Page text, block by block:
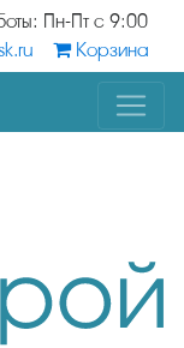
Пн-Пт с 9:00
Корзина